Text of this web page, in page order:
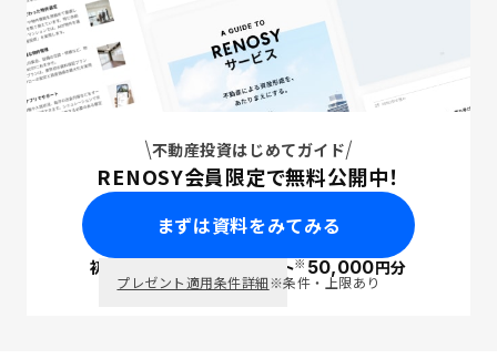
不動産投資はじめてガイド
RENOSY会員限定で無料公開中！
まずは資料をみてみる
初回面談で ポイント※50,000円分
プレゼント適用条件詳細※条件・上限あり